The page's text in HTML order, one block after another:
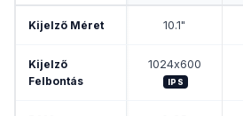
Kijelző Méret 10.1"
Kijelző
Felbontás
1024x600
IPS